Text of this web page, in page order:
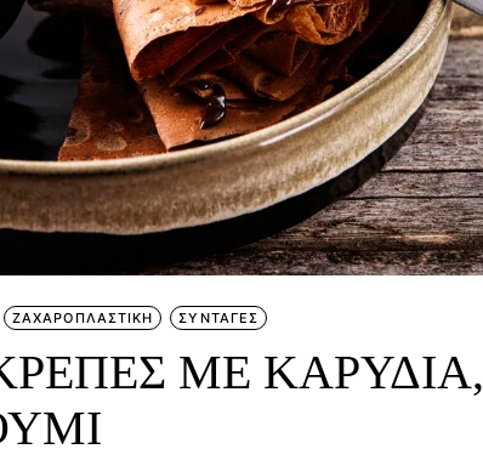
ΖΑΧΑΡΟΠΛΑΣΤΙΚΗ ΣΥΝΤΑΓΕΣ
ΜΕ ΚΑΡΥΔΙΑ,